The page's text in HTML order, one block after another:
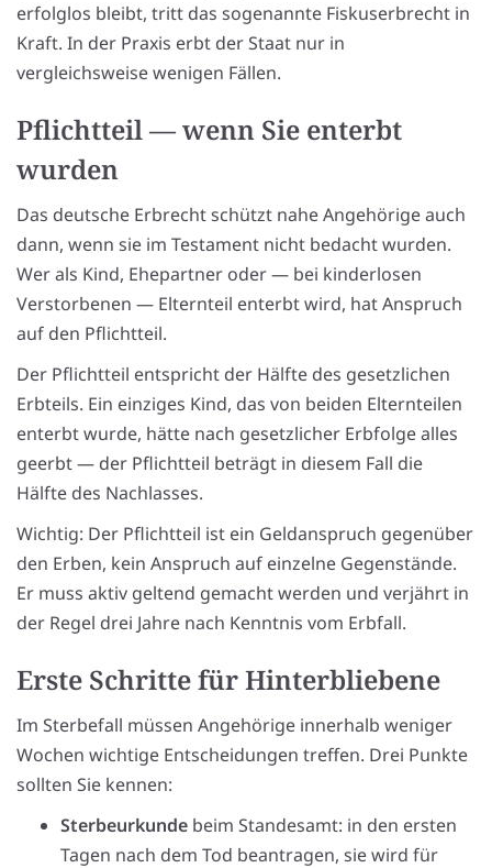
erfolglos bleibt, tritt das sogenannte Fiskuserbrecht in
Kraft. In der Praxis erbt der Staat nur in
vergleichsweise wenigen Fällen.
Pflichtteil — wenn Sie enterbt
wurden
Das deutsche Erbrecht schützt nahe Angehörige auch
dann, wenn sie im Testament nicht bedacht wurden.
Wer als Kind, Ehepartner oder — bei kinderlosen
Verstorbenen — Elternteil enterbt wird, hat Anspruch
auf den Pflichtteil.
Der Pflichtteil entspricht der Hälfte des gesetzlichen
Erbteils. Ein einziges Kind, das von beiden Elternteilen
enterbt wurde, hätte nach gesetzlicher Erbfolge alles
geerbt — der Pflichtteil beträgt in diesem Fall die
Hälfte des Nachlasses.
Wichtig: Der Pflichtteil ist ein Geldanspruch gegenüber
den Erben, kein Anspruch auf einzelne Gegenstände.
Er muss aktiv geltend gemacht werden und verjährt in
der Regel drei Jahre nach Kenntnis vom Erbfall.
Erste Schritte für Hinterbliebene
Im Sterbefall müssen Angehörige innerhalb weniger
Wochen wichtige Entscheidungen treffen. Drei Punkte
sollten Sie kennen:
Sterbeurkunde beim Standesamt: in den ersten
Tagen nach dem Tod beantragen, sie wird für